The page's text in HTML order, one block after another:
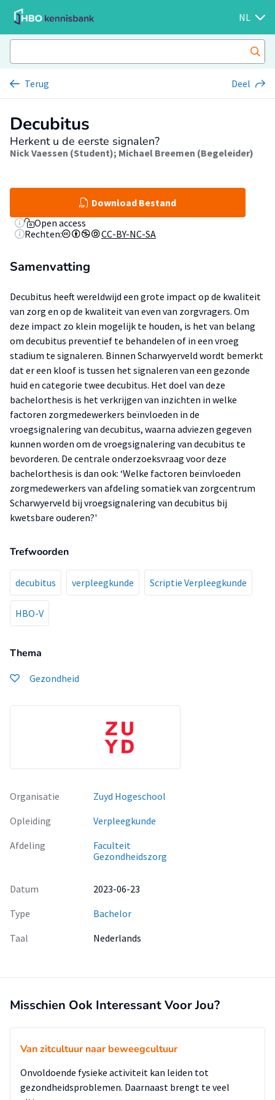
NL
Terug Deel
Decubitus
Herkent u de eerste signalen?
Nick Vaessen (Student); Michael Breemen (Begeleider)
Download Bestand
Open access
Rechten:
CC-BY-NC-SA
Samenvatting
Decubitus heeft wereldwijd een grote impact op de kwaliteit
van zorg en op de kwaliteit van even van zorgvragers. Om
deze impact zo klein mogelijk te houden, is het van belang
om decubitus preventief te behandelen of in een vroeg
stadium te signaleren. Binnen Scharwyerveld wordt bemerkt
dat er een kloof is tussen het signaleren van een gezonde
huid en categorie twee decubitus. Het doel van deze
bachelorthesis is het verkrijgen van inzichten in welke
factoren zorgmedewerkers beïnvloeden in de
vroegsignalering van decubitus, waarna adviezen gegeven
kunnen worden om de vroegsignalering van decubitus te
bevorderen. De centrale onderzoeksvraag voor deze
bachelorthesis is dan ook: ‘Welke factoren beïnvloeden
zorgmedewerkers van afdeling somatiek van zorgcentrum
Scharwyerveld bij vroegsignalering van decubitus bij
kwetsbare ouderen?'
Trefwoorden
decubitus verpleegkunde Scriptie Verpleegkunde
HBO-V
Thema
Gezondheid
Organisatie
Zuyd Hogeschool
Opleiding
Verpleegkunde
Afdeling
Faculteit
Gezondheidszorg
Datum
2023-06-23
Type
Bachelor
Taal
Nederlands
Misschien Ook Interessant Voor Jou?
Van zitcultuur naar beweegcultuur
Onvoldoende fysieke activiteit kan leiden tot
gezondheidsproblemen. Daarnaast brengt te veel